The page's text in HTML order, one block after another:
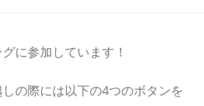
に参加しています！
の際には以下の4つのボタンを